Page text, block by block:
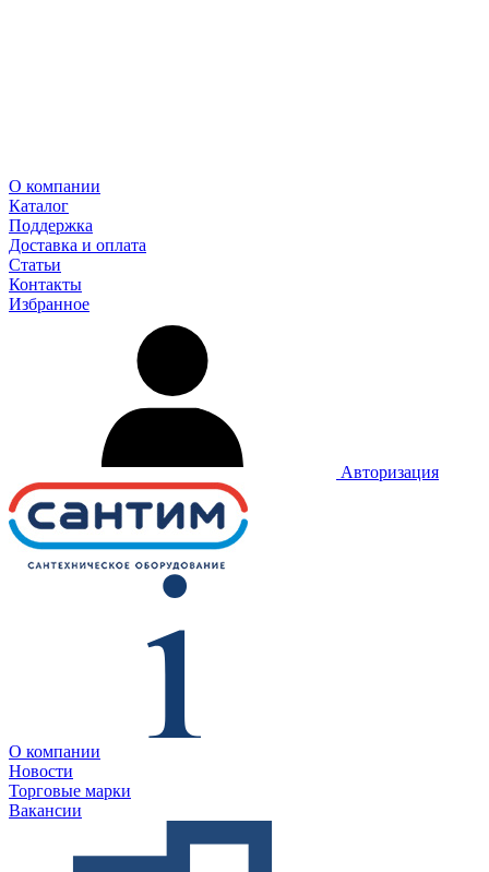
О компании
Каталог
Поддержка
Доставка и оплата
Статьи
Контакты
Избранное
Авторизация
О компании
Новости
Торговые марки
Вакансии